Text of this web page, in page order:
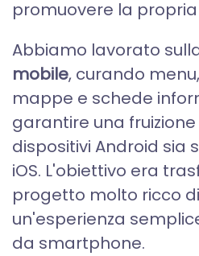
promuovere la
Abbiamo lavorato
mobile, curando
mappe e schede
garantire una
dispositivi Android sia
iOS. L'obiettivo era
progetto molto ricco
un'esperienza
da smartphone.